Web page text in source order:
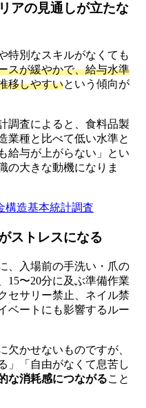
アの見通しが立たな
特別なスキルがなくても
スが緩やかで、給与水準
移しやすいという傾向が
調査によると、食料品製
業種と比べて低い水準と
給与が上がらない」とい
の大きな動機になりま
構造基本統計調査
ストレスになる
、入場前の手洗い・爪の
15〜20分に及ぶ準備作業
セサリー禁止、ネイル禁
ベートにも影響するルー
欠かせないものですが、
」「自由がなくて息苦し
な消耗感につながること